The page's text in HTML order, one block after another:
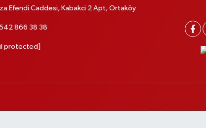
Efendi Caddesi, Kabakci 2 Apt, Ortaköy
866 38 38
protected]